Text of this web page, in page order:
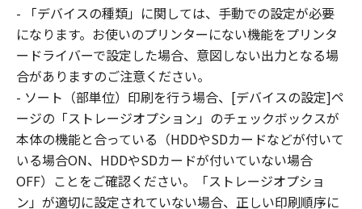
copyright notice of Canon or its licensors
contained in the SOFTWARE, including any
copy thereof.
4. OWNERSHIP
Canon and its licensors retain in all respects
the title, ownership and intellectual property
rights in and to the SOFTWARE. Except as
expressly provided herein, no license or right,
express or implied, is hereby conveyed or
granted by Canon to you for any intellectual
property of Canon and its licensors.
- 「デバイスの種類」に関しては、手動での設定が必要
になります。お使いのプリンターにない機能をプリンタ
ードライバーで設定した場合、意図しない出力となる場
合がありますのご注意ください。
- ソート（部単位）印刷を行う場合、[デバイスの設定]ペ
ージの「ストレージオプション」のチェックボックスが
本体の機能と合っている（HDDやSDカードなどが付いて
いる場合ON、HDDやSDカードが付いていない場合
OFF）ことをご確認ください。「ストレージオプショ
ン」が適切に設定されていない場合、正しい印刷順序に